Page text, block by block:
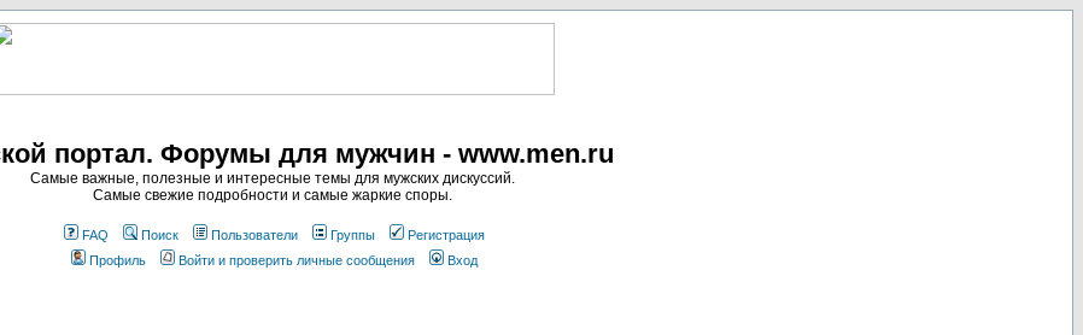
портал. Форумы для мужчин - www.men.ru
Самые важные, полезные и интересные темы для мужских дискуссий.
Самые свежие подробности и самые жаркие споры.
FAQ Поиск Пользователи Группы
Регистрация
Профиль
Войти и проверить личные сообщения Вход